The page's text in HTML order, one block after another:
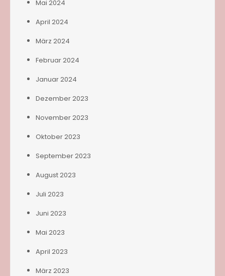
Mai 2024
April 2024
März 2024
Februar 2024
Januar 2024
Dezember 2023
November 2023
Oktober 2023
September 2023
August 2023
Juli 2023
Juni 2023
Mai 2023
April 2023
März 2023